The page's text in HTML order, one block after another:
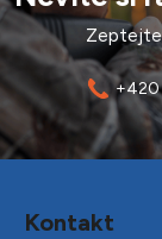
Zeptejte
+420
Kontakt